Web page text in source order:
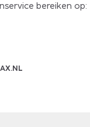
bereiken op: